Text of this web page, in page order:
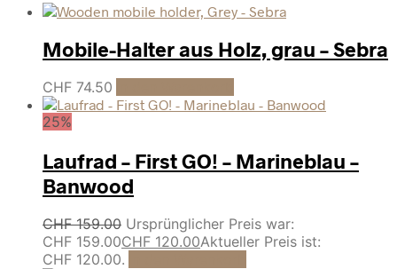
Mobile-Halter aus Holz, grau – Sebra
CHF 74.50
25%
Laufrad – First GO! – Marineblau –
Banwood
CHF159.00 Ursprünglicher Preis war:
CHF 159.00CHF 120.00Aktueller Preis ist:
CHF 120.00.